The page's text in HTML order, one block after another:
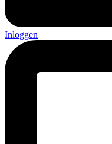
Inloggen